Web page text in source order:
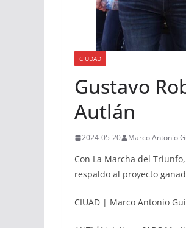
CIUDAD
Gustavo
Autlán
2024-05-20 Marco Antonio
Con La Marcha del
respaldo al proyecto
CIUAD | Marco Antonio